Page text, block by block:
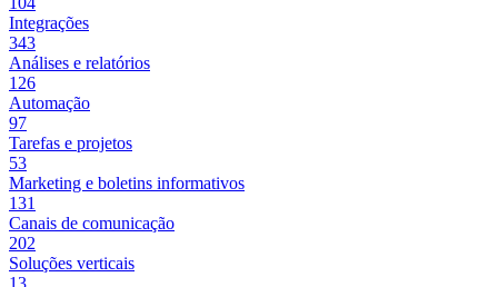
Integrações
343
Análises e relatórios
126
Automação
97
Tarefas e projetos
53
Marketing e boletins informativos
131
Canais de comunicação
202
Soluções verticais
13